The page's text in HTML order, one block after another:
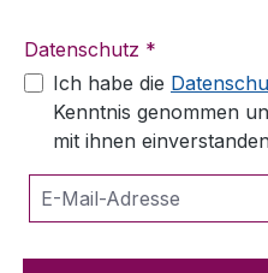
Datenschutz *
Ich habe die
Kenntnis genommen
mit ihnen